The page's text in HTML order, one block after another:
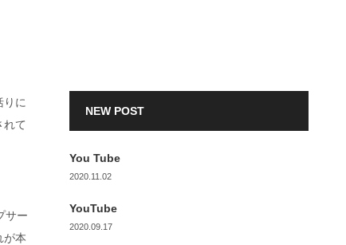
りに
れて
サー
が本
NEW POST
You Tube
2020.11.02
YouTube
2020.09.17